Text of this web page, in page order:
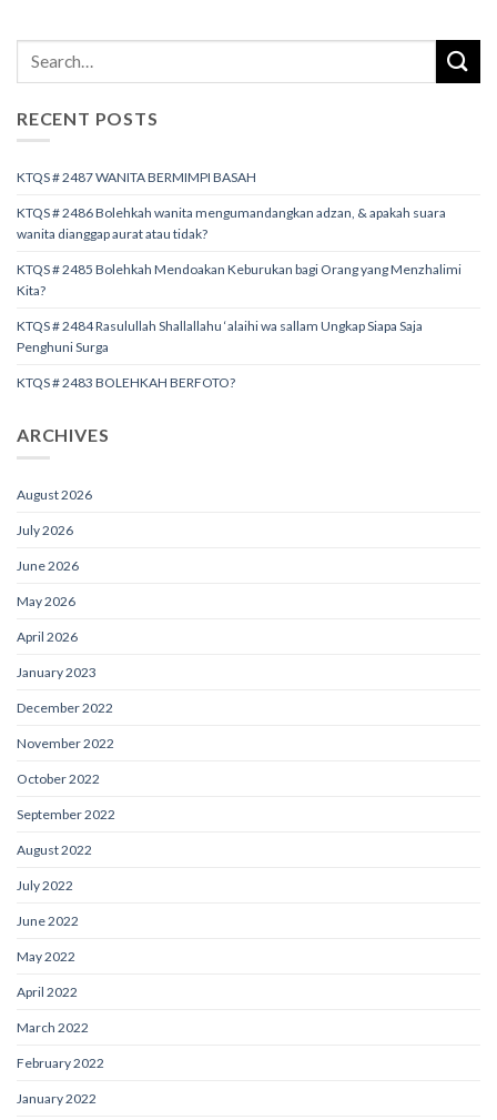
RECENT POSTS
KTQS # 2487 WANITA BERMIMPI BASAH
KTQS # 2486 Bolehkah wanita mengumandangkan adzan, & apakah suara
wanita dianggap aurat atau tidak?
KTQS # 2485 Bolehkah Mendoakan Keburukan bagi Orang yang Menzhalimi
Kita?
KTQS # 2484 Rasulullah Shallallahu ‘alaihi wa sallam Ungkap Siapa Saja
Penghuni Surga
KTQS # 2483 BOLEHKAH BERFOTO?
ARCHIVES
August 2026
July 2026
June 2026
May 2026
April 2026
January 2023
December 2022
November 2022
October 2022
September 2022
August 2022
July 2022
June 2022
May 2022
April 2022
March 2022
February 2022
January 2022